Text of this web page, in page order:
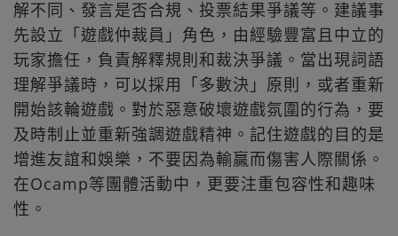
解不同、發言是否合規、投票結果爭議等。建議事
先設立「遊戲仲裁員」角色，由經驗豐富且中立的
玩家擔任，負責解釋規則和裁決爭議。當出現詞語
理解爭議時，可以採用「多數決」原則，或者重新
開始該輪遊戲。對於惡意破壞遊戲氛圍的行為，要
及時制止並重新強調遊戲精神。記住遊戲的目的是
增進友誼和娛樂，不要因為輸贏而傷害人際關係。
在Ocamp等團體活動中，更要注重包容性和趣味
性。